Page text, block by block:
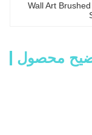
Wall Art
محصول